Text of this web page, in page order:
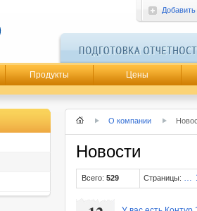
Продукты Цены
О компании
Новости
Всего: 529 Страницы: …